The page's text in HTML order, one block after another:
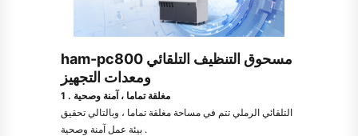
ham-pc800 مسحوق التنظيف التلقائي
ومعدات التجهيز
1 . مغلقة تماما ، آمنة وصحية
التلقائي الرملي تتم في مساحة مغلقة تماما ، وبالتالي تحقيق
بيئة عمل آمنة وصحية .